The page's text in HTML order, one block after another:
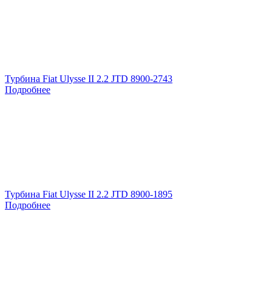
Турбина Fiat Ulysse II 2.2 JTD 8900-2743
Подробнее
Турбина Fiat Ulysse II 2.2 JTD 8900-1895
Подробнее